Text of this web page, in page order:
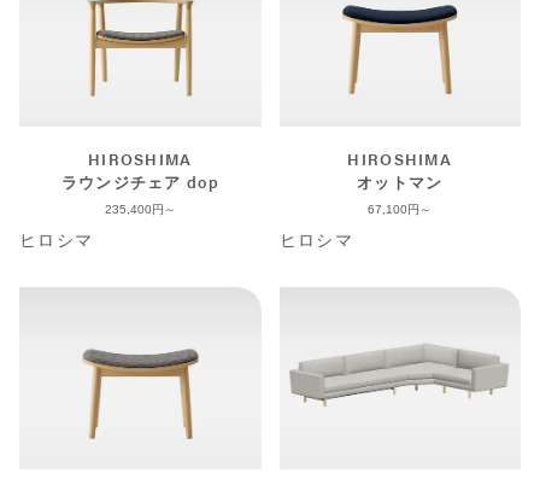
HIROSHIMA
ラウンジチェア dop
235,400
ヒロシマ
HIROSHIMA
オットマン
67,100
ヒロシマ